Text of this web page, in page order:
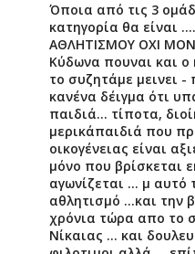
Όποια από τις 3
κατηγορία θα
ΑΘΛΗΤΙΣΜΟΥ ΟΧΙ
Κύδωνα πουναι και ο
το συζητάμε μεινει -
κανένα δέιγμα ότι
παιδιά... τίποτα,
μερικάπαιδιά που
οικογένειας είναι
μόνο που βρίσκεται
αγωνίζεται ... μ
αθλητισμό ...και την
χρόνια τώρα απο το
Νίκαιας ... και